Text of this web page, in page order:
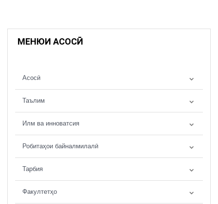
МЕНЮИ АСОСӢ
Асосӣ
Таълим
Илм ва инноватсия
Робитаҳои байналмилалӣ
Тарбия
Факултетҳо